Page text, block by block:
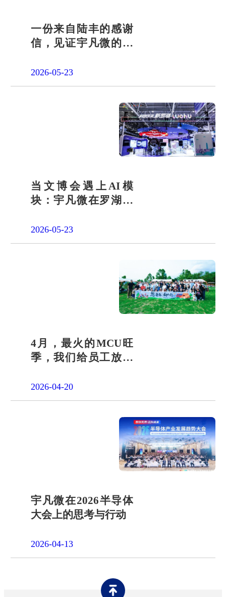
一份来自陆丰的感谢
信，见证宇凡微的社
2026-05-23
当文博会遇上AI模
块：宇凡微在罗湖展
答卷
2026-05-23
4月，最火的MCU旺
季，我们给员工放了
2026-04-20
宇凡微在2026半导体
大会上的思考与行动
2026-04-13